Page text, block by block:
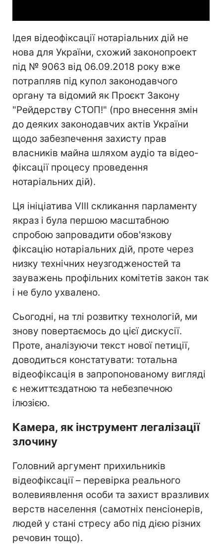
Ідея відеофіксації нотаріальних дій не
нова для України, схожий законопроект
під № 9063 від 06.09.2018 року вже
потрапляв під купол законодавчого
органу та відомий як Проєкт Закону
"Рейдерству СТОП!" (про внесення змін
до деяких законодавчих актів України
щодо забезпечення захисту прав
власників майна шляхом аудіо та відео-
фіксації процесу проведення
нотаріальних дій).
Ця ініціатива VIII скликання парламенту
якраз і була першою масштабною
спробою запровадити обов'язкову
фіксацію нотаріальних дій, проте через
низку технічних неузгодженостей та
зауважень профільних комітетів закон так
і не було ухвалено.
Сьогодні, на тлі розвитку технологій, ми
знову повертаємось до цієї дискусії.
Проте, аналізуючи текст нової петиції,
доводиться констатувати: тотальна
відеофіксація в запропонованому вигляді
є нежиттєздатною та небезпечною
ілюзією.
Камера, як інструмент легалізації
злочину
Головний аргумент прихильників
відеофіксації – перевірка реального
волевиявлення особи та захист вразливих
верств населення (самотніх пенсіонерів,
людей у стані стресу або під дією різних
речовин тощо).